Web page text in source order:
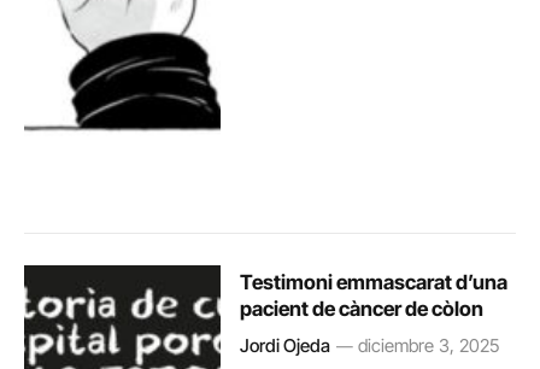
Testimoni emmascarat d’una
pacient de càncer de còlon
Jordi Ojeda diciembre 3, 2025